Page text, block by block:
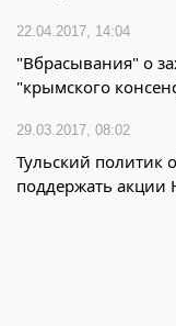
22.04.2017, 14:04
"Вбрасывания" о
"крымского
29.03.2017, 08:02
Тульский политик
поддержать акции